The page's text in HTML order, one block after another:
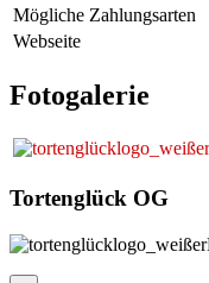
Mögliche Zahlungsarten
Webseite
Fotogalerie
Tortenglück OG